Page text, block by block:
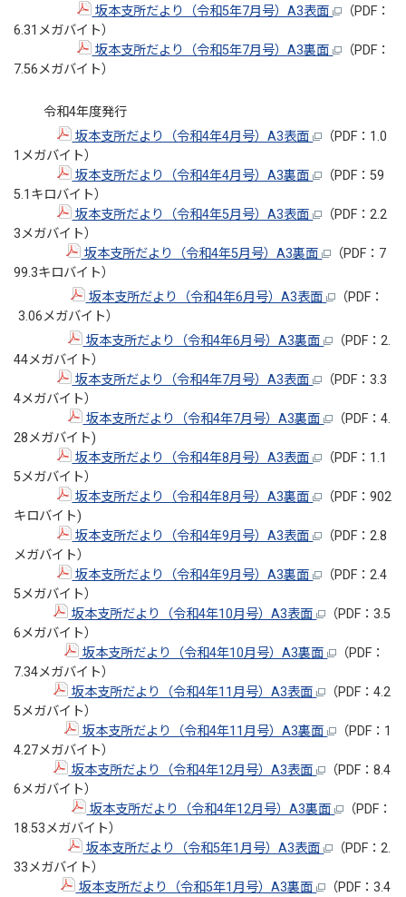
坂本支所だより（令和5年7月号）A3表面
（PDF：
6.31メガバイト）
坂本支所だより（令和5年7月号）A3裏面
（PDF：
7.56メガバイト）
令和4年度発行
坂本支所だより（令和4年4月号）A3表面
（PDF：1.0
1メガバイト）
坂本支所だより（令和4年4月号）A3裏面
（PDF：59
5.1キロバイト）
坂本支所だより（令和4年5月号）A3表面
（PDF：2.2
3メガバイト）
坂本支所だより（令和4年5月号）A3裏面
（PDF：7
99.3キロバイト）
坂本支所だより（令和4年6月号）A3表面
（PDF：
3.06メガバイト）
坂本支所だより（令和4年6月号）A3裏面
（PDF：2.
44メガバイト）
坂本支所だより（令和4年7月号）A3表面
（PDF：3.3
4メガバイト）
坂本支所だより（令和4年7月号）A3裏面
（PDF：4.
28メガバイト)
坂本支所だより（令和4年8月号）A3表面
（PDF：1.1
5メガバイト）
坂本支所だより（令和4年8月号）A3裏面
（PDF：902
キロバイト)
坂本支所だより（令和4年9月号）A3表面
（PDF：2.8
メガバイト）
坂本支所だより（令和4年9月号）A3裏面
（PDF：2.4
5メガバイト）
坂本支所だより（令和4年10月号）A3表面
（PDF：3.5
6メガバイト）
坂本支所だより（令和4年10月号）A3裏面
（PDF：
7.34メガバイト）
坂本支所だより（令和4年11月号）A3表面
（PDF：4.2
5メガバイト）
坂本支所だより（令和4年11月号）A3裏面
（PDF：1
4.27メガバイト）
坂本支所だより（令和4年12月号）A3表面
（PDF：8.4
6メガバイト）
坂本支所だより（令和4年12月号）A3裏面
（PDF：
18.53メガバイト）
坂本支所だより（令和5年1月号）A3表面
（PDF：2.
33メガバイト）
坂本支所だより（令和5年1月号）A3裏面
（PDF：3.4